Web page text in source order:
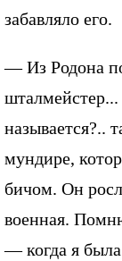
забавляло его.
— Из Родона
называется?..
мундире,
бичом. Он
военная.
— когда я